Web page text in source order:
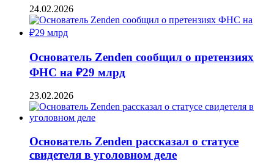
24.02.2026
Основатель Zenden сообщил о претензиях
ФНС на ₽29 млрд
23.02.2026
Основатель Zenden рассказал о статусе
свидетеля в уголовном деле